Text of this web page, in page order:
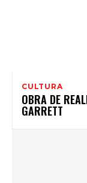
CULTURA
OBRA DE
GARRETT